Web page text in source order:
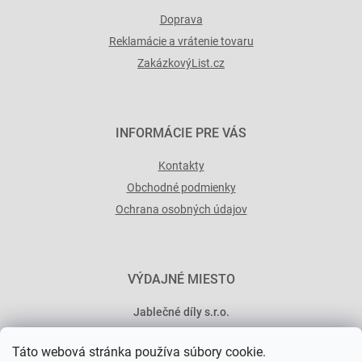
Táto webová stránka používa súbory cookie.
u
Doprava
Reklamácie a vrátenie tovaru
ZakázkovýList.cz
INFORMÁCIE PRE VÁS
Kontakty
Obchodné podmienky
Ochrana osobných údajov
VÝDAJNÉ MIESTO
Jablečné díly s.r.o.
101 00 Praha 10